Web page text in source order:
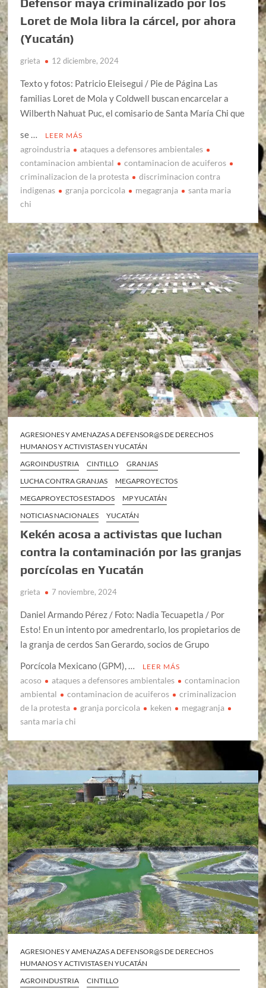
Defensor maya criminalizado por los
Loret de Mola libra la cárcel, por ahora
(Yucatán)
grieta 12 diciembre, 2024
Texto y fotos: Patricio Eleisegui / Pie de Página Las
familias Loret de Mola y Coldwell buscan encarcelar a
Wilberth Nahuat Puc, el comisario de Santa María Chi que
se …
LEER MÁS
agroindustria
ataques a defensores ambientales
contaminacion ambiental
contaminacion de acuiferos
criminalizacion de la protesta
discriminacion contra
indigenas
granja porcicola megagranja
santa maria
chi
AGRESIONES Y AMENAZAS A DEFENSOR@S DE DERECHOS
HUMANOS Y ACTIVISTAS EN YUCATÁN
AGROINDUSTRIA
CINTILLO
GRANJAS
LUCHA CONTRA GRANJAS
MEGAPROYECTOS
MEGAPROYECTOS ESTADOS
MP YUCATÁN
NOTICIAS NACIONALES
YUCATÁN
Kekén acosa a activistas que luchan
contra la contaminación por las granjas
porcícolas en Yucatán
grieta 7 noviembre, 2024
Daniel Armando Pérez / Foto: Nadia Tecuapetla / Por
Esto! En un intento por amedrentarlo, los propietarios de
la granja de cerdos San Gerardo, socios de Grupo
Porcícola Mexicano (GPM), …
LEER MÁS
acoso ataques a defensores ambientales
contaminacion
ambiental
contaminacion de acuiferos
criminalizacion
de la protesta
granja porcicola keken
megagranja
santa maria chi
AGRESIONES Y AMENAZAS A DEFENSOR@S DE DERECHOS
HUMANOS Y ACTIVISTAS EN YUCATÁN
AGROINDUSTRIA
CINTILLO